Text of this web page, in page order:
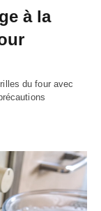
à la
du four avec